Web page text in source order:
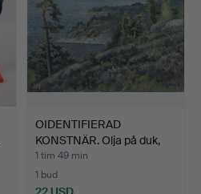
OIDENTIFIERAD
KONSTNÄR. Olja på duk,
kustl…
1 tim 49 min
1 bud